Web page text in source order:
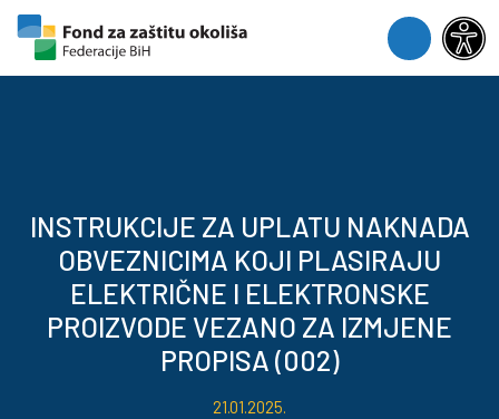
Skip to content
Skip to footer
Menu
INSTRUKCIJE ZA UPLATU NAKNADA
OBVEZNICIMA KOJI PLASIRAJU
ELEKTRIČNE I ELEKTRONSKE
PROIZVODE VEZANO ZA IZMJENE
PROPISA (002)
21.01.2025.